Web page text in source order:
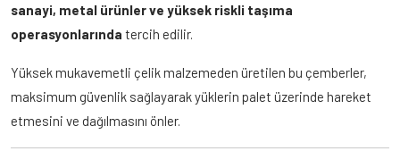
Bu ürün için teklif almak veya sipariş vermek isterseniz
giriş yaparak sipariş verebilir veya aşağıdan hızlı teklif
Adınız Soyadınız*
sanayi, metal ürünler ve yüksek riskli taşıma
operasyonlarında tercih edilir.
Yüksek mukavemetli çelik malzemeden üretilen bu çemberler,
maksimum güvenlik sağlayarak yüklerin palet üzerinde hareket
etmesini ve dağılmasını önler.